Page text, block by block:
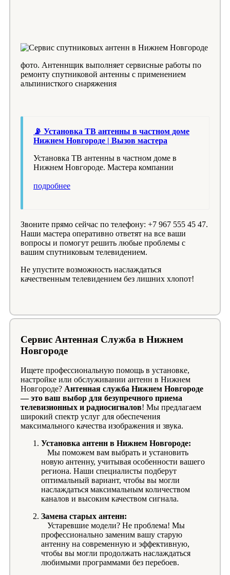
фото. Антеннщик выполняет сервисные работы по
ремонту спутниковой антенны с применением
альпинисткого снаряжения
📡 Установка ТВ антенны в частном доме
Нижнем Новгороде | Вызов мастера
Установка ТВ антенны в частном доме в
Нижнем Новгороде. Мастера компании
подробнее
Звоните прямо сейчас по телефону: +7 967 555 45 47.
Наши мастера оперативно ответят на все ваши
вопросы и помогут решить любые проблемы с
вашим спутниковым телевидением.
Не упустите возможность наслаждаться
качественным телевидением без лишних хлопот!
Сервис Антенная Служба в Нижнем
Новгороде
Ищете профессиональную помощь в установке,
настройке или обслуживании антенн в Нижнем
Новгороде? Антенная служба Нижнем Новгороде
— это ваш выбор для безупречного приема
телевизионных и радиосигналов! Мы предлагаем
широкий спектр услуг для обеспечения
максимального качества изображения и звука.
Установка антенн в Нижнем Новгороде:
Мы поможем вам выбрать и установить
новую антенну, учитывая особенности вашего
региона. Наши специалисты подберут
оптимальный вариант, чтобы вы могли
наслаждаться максимальным количеством
каналов и высоким качеством сигнала.
Замена старых антенн:
Устаревшие модели? Не проблема! Мы
профессионально заменим вашу старую
антенну на современную и эффективную,
чтобы вы могли продолжать наслаждаться
любимыми программами без перебоев.